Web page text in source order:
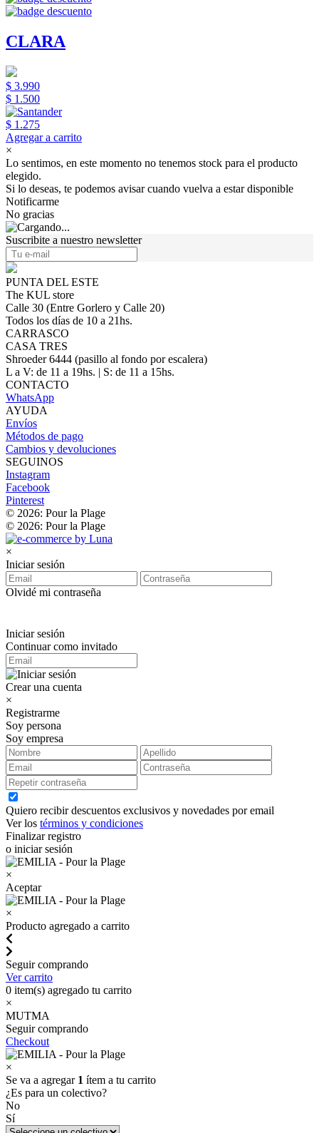
CLARA
$ 3.990
$ 1.500
$ 1.275
Agregar a carrito
×
Lo sentimos, en este momento no tenemos stock para el producto
elegido.
Si lo deseas, te podemos avisar cuando vuelva a estar disponible
Notificarme
No gracias
Suscribite a nuestro newsletter
PUNTA DEL ESTE
The KUL store
Calle 30 (Entre Gorlero y Calle 20)
Todos los días de 10 a 21hs.
CARRASCO
CASA TRES
Shroeder 6444 (pasillo al fondo por escalera)
L a V: de 11 a 19hs. | S: de 11 a 15hs.
CONTACTO
WhatsApp
AYUDA
Envíos
Métodos de pago
Cambios y devoluciones
SEGUINOS
Instagram
Facebook
Pinterest
© 2026: Pour la Plage
© 2026: Pour la Plage
×
Iniciar sesión
Olvidé mi contraseña
Iniciar sesión
Continuar como invitado
Crear una cuenta
×
Registrarme
Soy persona
Soy empresa
Quiero recibir descuentos exclusivos y novedades por email
Ver los términos y condiciones
Finalizar registro
o iniciar sesión
×
Aceptar
×
Producto agregado a carrito
Seguir comprando
Ver carrito
0 item(s) agregado tu carrito
×
MUTMA
Seguir comprando
Checkout
×
Se va a agregar 1 ítem a tu carrito
¿Es para un colectivo?
No
Sí